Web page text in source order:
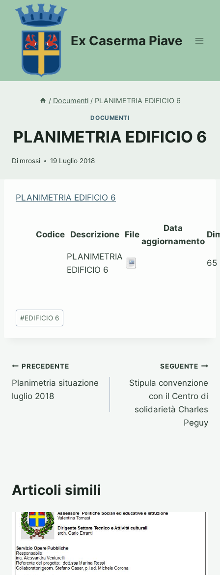
Salta
contenuto
Ex Caserma Piave
/ Documenti / PLANIMETRIA EDIFICIO 6
DOCUMENTI
PLANIMETRIA EDIFICIO 6
Di mrossi 19 Luglio 2018
PLANIMETRIA EDIFICIO 6
Codice Descrizione File
Data
aggiornamento
PLANIMETRIA
EDIFICIO 6
65
Tag
articolo:
#EDIFICIO 6
Navigazione
articoli
PRECEDENTE
Planimetria situazione
luglio 2018
SEGUENTE
Stipula convenzione
con il Centro di
solidarietà Charles
Peguy
Articoli simili